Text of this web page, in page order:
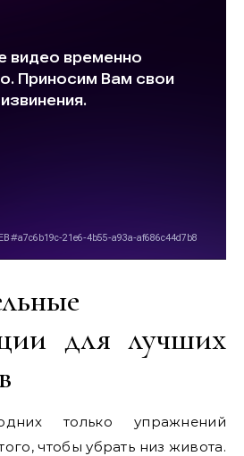
для лучших
только упражнений
чтобы убрать низ живота.